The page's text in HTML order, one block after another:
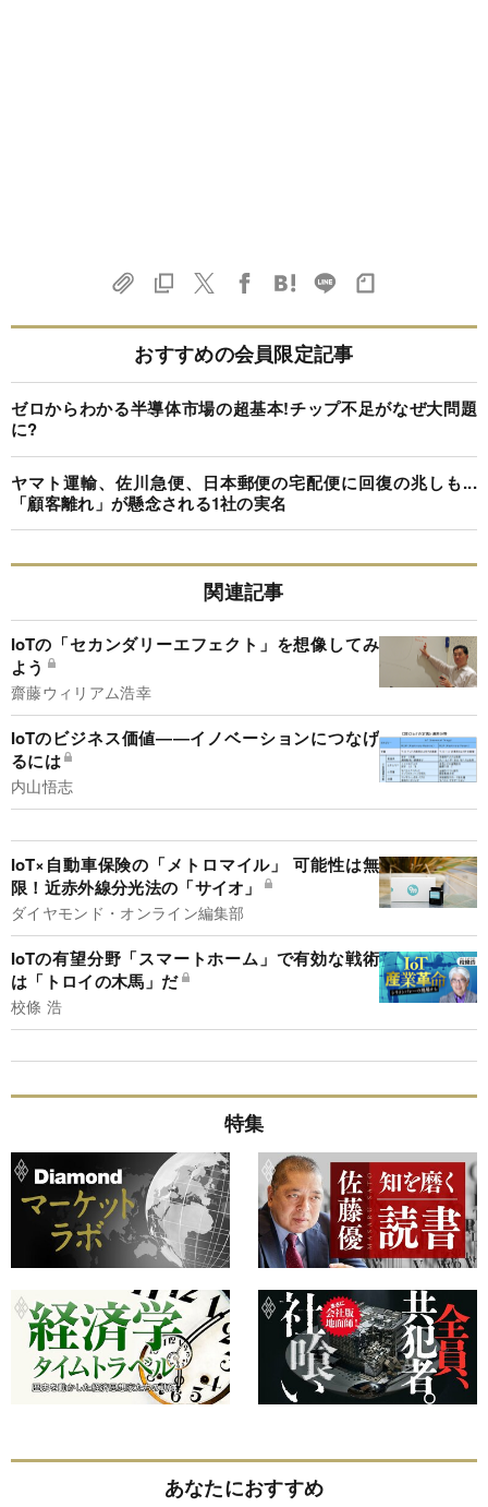
おすすめの会員限定記事
ゼロからわかる半導体市場の超基本!チップ不足がなぜ大問題
に?
ヤマト運輸、佐川急便、日本郵便の宅配便に回復の兆しも...
「顧客離れ」が懸念される1社の実名
関連記事
IoTの「セカンダリーエフェクト」を想像してみ
よう
齋藤ウィリアム浩幸
IoTのビジネス価値――イノベーションにつなげ
るには
内山悟志
IoT×自動車保険の「メトロマイル」 可能性は無
限！近赤外線分光法の「サイオ」
ダイヤモンド・オンライン編集部
IoTの有望分野「スマートホーム」で有効な戦術
は「トロイの木馬」だ
校條 浩
特集
あなたにおすすめ